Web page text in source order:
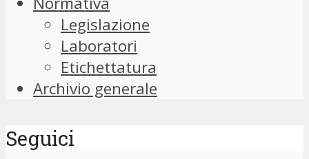
Legislazione
Laboratori
Etichettatura
Archivio generale
Seguici